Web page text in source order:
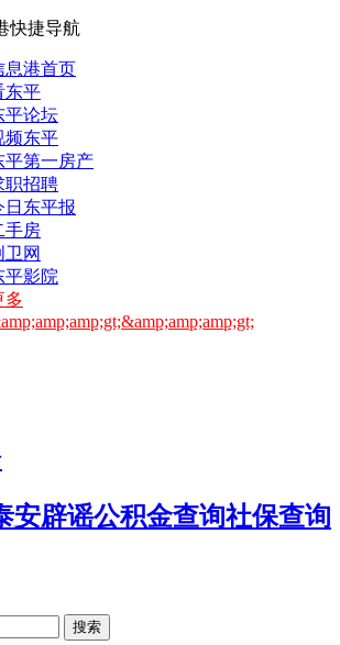
快捷导航
息港首页
东平
平论坛
频东平
平第一房产
职招聘
日东平报
手房
卫网
平影院
多
安辟谣公积金查询社保查询